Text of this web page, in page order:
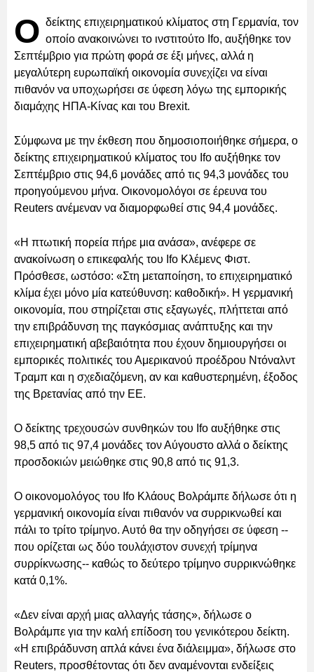
Ο δείκτης επιχειρηματικού κλίματος στη Γερμανία, τον
οποίο ανακοινώνει το ινστιτούτο Ifo, αυξήθηκε τον
Σεπτέμβριο για πρώτη φορά σε έξι μήνες, αλλά η
μεγαλύτερη ευρωπαϊκή οικονομία συνεχίζει να είναι
πιθανόν να υποχωρήσει σε ύφεση λόγω της εμπορικής
διαμάχης ΗΠΑ-Κίνας και του Brexit.
Σύμφωνα με την έκθεση που δημοσιοποιήθηκε σήμερα, ο
δείκτης επιχειρηματικού κλίματος του Ifo αυξήθηκε τον
Σεπτέμβριο στις 94,6 μονάδες από τις 94,3 μονάδες του
προηγούμενου μήνα. Οικονομολόγοι σε έρευνα του
Reuters ανέμεναν να διαμορφωθεί στις 94,4 μονάδες.
«Η πτωτική πορεία πήρε μια ανάσα», ανέφερε σε
ανακοίνωση ο επικεφαλής του Ifo Κλέμενς Φιστ.
Πρόσθεσε, ωστόσο: «Στη μεταποίηση, το επιχειρηματικό
κλίμα έχει μόνο μία κατεύθυνση: καθοδική». Η γερμανική
οικονομία, που στηρίζεται στις εξαγωγές, πλήττεται από
την επιβράδυνση της παγκόσμιας ανάπτυξης και την
επιχειρηματική αβεβαιότητα που έχουν δημιουργήσει οι
εμπορικές πολιτικές του Αμερικανού προέδρου Ντόναλντ
Τραμπ και η σχεδιαζόμενη, αν και καθυστερημένη, έξοδος
της Βρετανίας από την ΕΕ.
Ο δείκτης τρεχουσών συνθηκών του Ifo αυξήθηκε στις
98,5 από τις 97,4 μονάδες τον Αύγουστο αλλά ο δείκτης
προσδοκιών μειώθηκε στις 90,8 από τις 91,3.
Ο οικονομολόγος του Ifo Κλάους Βολράμπε δήλωσε ότι η
γερμανική οικονομία είναι πιθανόν να συρρικνωθεί και
πάλι το τρίτο τρίμηνο. Αυτό θα την οδηγήσει σε ύφεση --
που ορίζεται ως δύο τουλάχιστον συνεχή τρίμηνα
συρρίκνωσης-- καθώς το δεύτερο τρίμηνο συρρικνώθηκε
κατά 0,1%.
«Δεν είναι αρχή μιας αλλαγής τάσης», δήλωσε ο
Βολράμπε για την καλή επίδοση του γενικότερου δείκτη.
«Η επιβράδυνση απλά κάνει ένα διάλειμμα», δήλωσε στο
Reuters, προσθέτοντας ότι δεν αναμένονται ενδείξεις